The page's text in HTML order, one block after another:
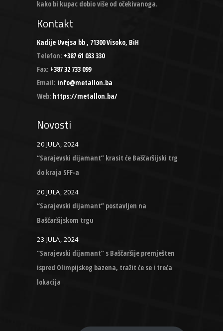
kako bi kupac dobio više od očekivanoga.
Kontakt
Kadije Uvejsa bb , 71300 Visoko, BiH
Telefon: +387 61 033 330
Fax: +387 32 733 099
Email: info@metallon.ba
Web: https://metallon.ba/
Novosti
20 JULA, 2024
“Sarajevski dijamant” krasit će Baščaršijski trg
do kraja SFF-a
20 JULA, 2024
“Sarajevski dijamant” postavljen na
Baščaršijskom trgu
23 JULA, 2024
“Sarajevski dijamant” s Baščaršije premješten
ispred Olimpijskog bazena, tražit će se i treća
lokacija